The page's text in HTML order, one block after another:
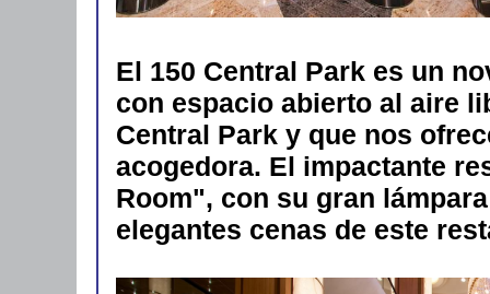
El 150 Central Park es un
con espacio abierto al aire
Central Park y que nos
acogedora. El impactante
Room", con su gran
elegantes cenas de este